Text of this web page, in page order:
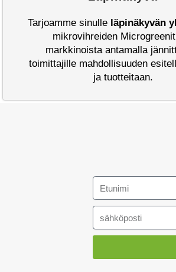
Tarjoamme sinulle läpinäkyvän
mikrovihreiden
markkinoista antamalla
toimittajille mahdollisuuden
ja tuotteitaan.